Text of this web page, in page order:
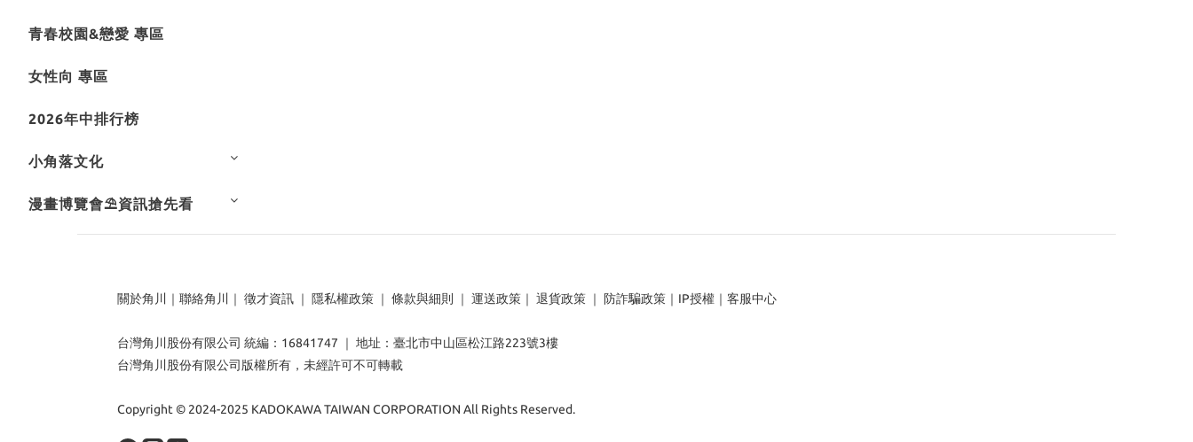
青春校園&戀愛 專區
女性向 專區
2026年中排行榜
小角落文化
漫畫博覽會⛱️資訊搶先看
關於角川 ｜ 聯絡角川 ｜ 徵才資訊 ｜ 隱私權政策 ｜ 條款與細則 ｜ 運送政策 ｜ 退貨政策 ｜ 防詐騙政策 ｜ IP授權 ｜ 客服中心
台灣角川股份有限公司 統編：16841747 ｜ 地址：臺北市中山區松江路223號3樓
台灣角川股份有限公司版權所有，未經許可不可轉載
Copyright © 2024-2025 KADOKAWA TAIWAN CORPORATION All Rights Reserved.